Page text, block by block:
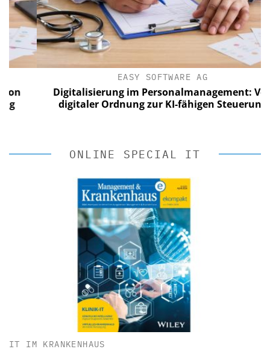
EASY SOFTWARE AG
Digitalisierung im Personalmanagement: Von
digitaler Ordnung zur KI-fähigen Steuerung
ONLINE SPECIAL IT
IT IM KRANKENHAUS